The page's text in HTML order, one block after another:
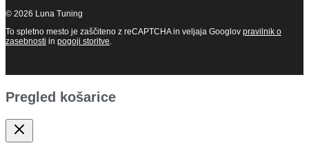
© 2026 Luna Tuning
To spletno mesto je zaščiteno z reCAPTCHA in veljaja Googlov pravilnik o
zasebnosti in pogoji storitve.
Pregled košarice